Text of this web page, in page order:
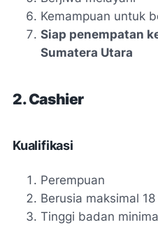
Kemampuan untuk
Siap penempatan
Sumatera Utara
2. Cashier
Kualifikasi
Perempuan
Berusia maksimal
Tinggi badan